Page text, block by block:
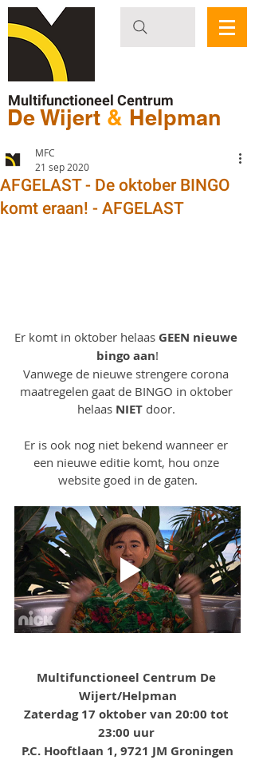
Multifunctioneel Centrum
De Wijert & Helpman
AFGELAST - De oktober BINGO
komt eraan! - AFGELAST
MFC
21 sep 2020
Er komt in oktober helaas GEEN nieuwe
bingo aan!
Vanwege de nieuwe strengere corona
maatregelen gaat de BINGO in oktober
helaas NIET door.
Er is ook nog niet bekend wanneer er
een nieuwe editie komt, hou onze
website goed in de gaten.
Multifunctioneel Centrum De
Wijert/Helpman
Zaterdag 17 oktober van 20:00 tot
23:00 uur
P.C. Hooftlaan 1, 9721 JM Groningen